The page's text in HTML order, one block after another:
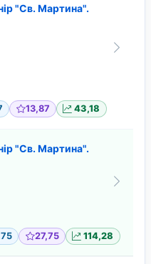
"Св. Мартина".
13,87 43,18
"Св. Мартина".
27,75 114,28